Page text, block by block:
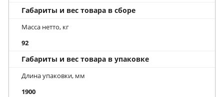
Габариты и вес товара в сборе
Масса нетто, кг
92
Габариты и вес товара в упаковке
Длина упаковки, мм
1900